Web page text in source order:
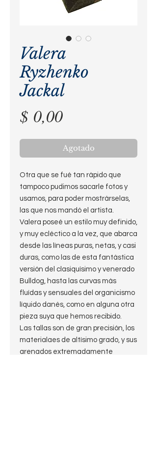
Valera
Ryzhenko
Jackal
$ 0,00Precio
Agotado
Otra que se fué tan rápido que
tampoco pudimos sacarle fotos y
usamos, para poder mostrárselas,
las que nos mandó el artista.
Valera poseé un estilo muy definido,
y muy ecléctico a la vez, que abarca
desde las líneas puras, netas, y casi
duras, como las de esta fantástica
versión del clasiquísimo y venerado
Bulldog, hasta las curvas más
fluídas y sensuales del organicismo
líquido danés, como en alguna otra
pieza suya que hemos recibido.
Las tallas son de gran precisión, los
materialaes de altísimo grado, y sus
arenados extremadamente